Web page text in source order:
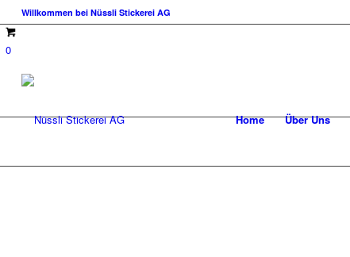
Willkommen bei Nüssli Stickerei AG
0
Home Über Uns